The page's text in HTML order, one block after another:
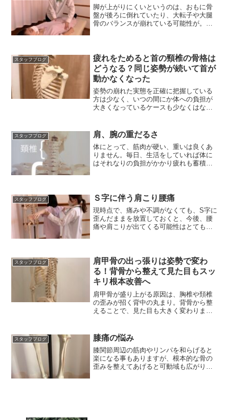
脚が上がりにくいというのは、おもに骨
盤が後ろに倒れていたり、大転子や大腿
骨のバランスが崩れている可能性が。体
スタッフブログ
疲れをためると首の頸椎の骨格は
どうなる？同じ姿勢が続いて首が
動かなくなった
姿勢の崩れた実態を正確に把握している
方は少なく、いつの間にか体への負担が
大きくなっているケースも少なくはな
スタッフブログ 肩、腕の重だるさ
体にとって、筋肉が硬い、重いは良くあ
りません。毎日、生活をしていれば体に
はそれなりの負担がかかり疲れも蓄積し
スタッフブログ Ｓ字に伴う肩こり腰痛
現時点で、痛みや不調がなくても、S字に
歪んだままを放置しておくと、今後、腰
痛や肩こりが出てくる可能性はとても高
スタッフブログ
肩甲骨の出っ張りは姿勢で変わ
る！背骨から整えて見た目もスッ
キリ根本改善へ
肩甲骨が盛り上がる原因は、胸椎や頚椎
の歪みが招く背中の丸まり。背骨から整
えることで、見た目も大きく変わりま
スタッフブログ 膝痛の悩み
膝関節周辺の筋肉やリンパを和らげると
楽になる事もありますが、根本的な骨の
歪みを整えてあげると可動域も広がり、